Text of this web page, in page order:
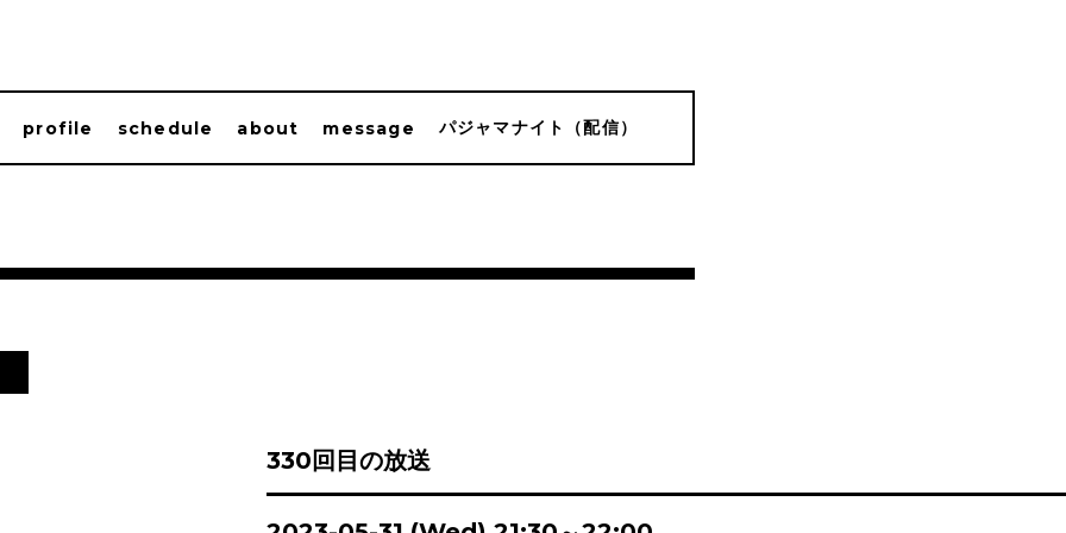
profile schedule about message パジャマナイト（配信）
330回目の放送